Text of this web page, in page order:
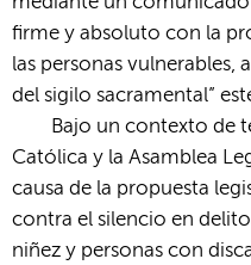
firme y absoluto con la
las personas vulnerables,
del sigilo sacramental”
Bajo un contexto de
Católica y la Asamblea
causa de la propuesta
contra el silencio en
niñez y personas con